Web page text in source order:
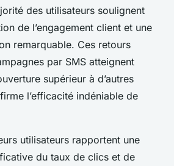
des utilisateurs soulignent
de l’engagement client et une
remarquable. Ces retours
par SMS atteignent
supérieur à d’autres
l’efficacité indéniable de
utilisateurs rapportent une
du taux de clics et de